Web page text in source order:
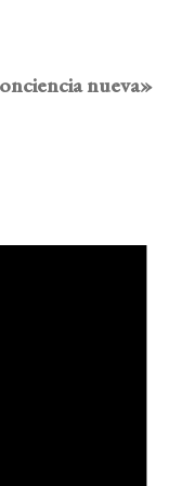
nueva»